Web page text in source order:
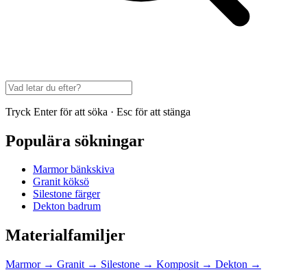
Tryck Enter för att söka · Esc för att stänga
Populära sökningar
Marmor bänkskiva
Granit köksö
Silestone färger
Dekton badrum
Materialfamiljer
Marmor → Granit → Silestone → Komposit → Dekton →